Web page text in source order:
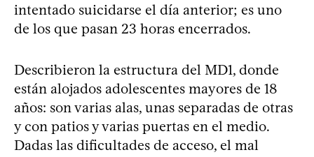
intentado suicidarse el día anterior; es uno
de los que pasan 23 horas encerrados.
Describieron la estructura del MD1, donde
están alojados adolescentes mayores de 18
años: son varias alas, unas separadas de otras
y con patios y varias puertas en el medio.
Dadas las dificultades de acceso, el mal